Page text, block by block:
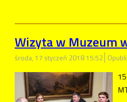
Wizyta w Muzeum
środa, 17 styczeń 2018 15:52